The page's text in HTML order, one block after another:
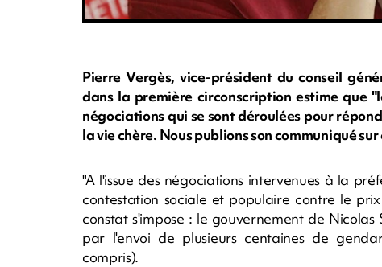
Pierre Vergès, vice-président du conseil
dans la première circonscription estime que
négociations qui se sont déroulées pour
la vie chère. Nous publions son communiqué sur
"A l'issue des négociations intervenues à la
contestation sociale et populaire contre le
constat s'impose : le gouvernement de
par l'envoi de plusieurs centaines de
compris).